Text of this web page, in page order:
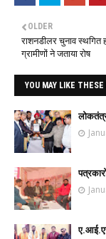
OLDER
राशनडीलर चुनाव स्थगित
ग्रामीणों ने जताया रोष
YOU MAY LIKE